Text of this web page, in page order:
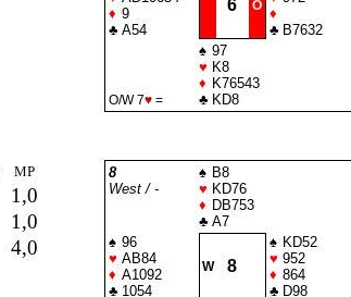
♦ 9
♣ A54
6 O ♦
♣ B7632
O/W 7♥=
♠ 97
♥ K8
♦ K76543
♣ KD8
MP
1,0
1,0
4,0
8
West / -
♠ B8
♥ KD76
♦ DB753
♣ A7
♠ 96
♥ AB84
♦ A1092
♣ 1054
W 8
♠ KD52
♥ 952
♦ 864
♣ D98